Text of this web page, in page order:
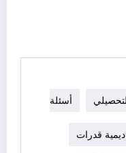
أسئلة
قدرات